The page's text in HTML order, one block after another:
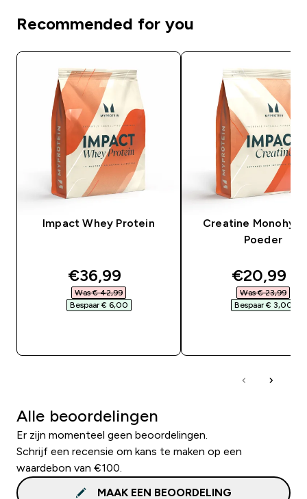
Recommended for you
Impact Whey Protein
discounted price
€36,99‎
Was € 42,99‎
Bespaar € 6,00‎
Creatine
Poeder
€20,99‎
Was € 23,99‎
Bespaar € 3,00‎
Alle beoordelingen
Er zijn momenteel geen beoordelingen.
Schrijf een recensie om kans te maken op een
waardebon van €100.
MAAK EEN BEOORDELING